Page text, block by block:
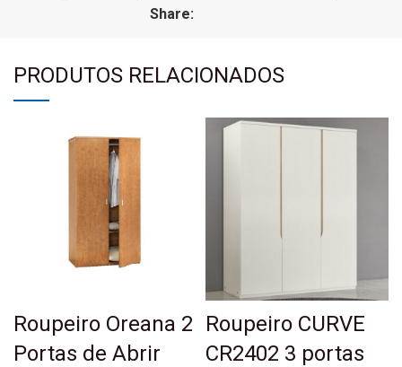
Share:
PRODUTOS RELACIONADOS
Roupeiro Oreana 2
Portas de Abrir
Roupeiro CURVE
CR2402 3 portas